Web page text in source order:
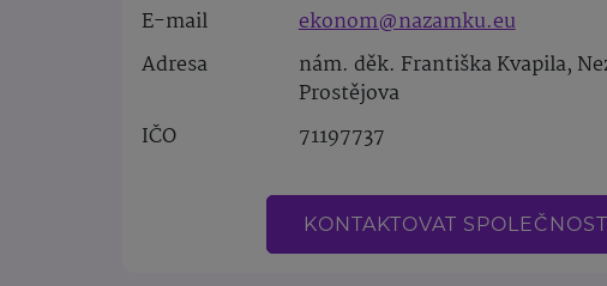
E-mail
ekonom@nazamku.eu
Adresa
nám. děk. Františka Kvapila,
Prostějova
IČO
71197737
KONTAKTOVAT SPOLEČNOST